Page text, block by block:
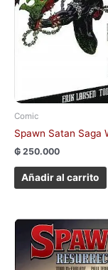
Comic
Spawn Satan Saga
₲ 250.000
Añadir al carrito